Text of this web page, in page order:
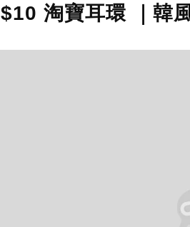
$10 淘寶耳環 ｜韓